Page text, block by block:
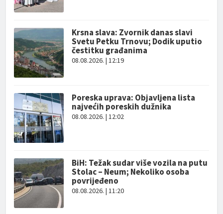
Krsna slava: Zvornik danas slavi
Svetu Petku Trnovu; Dodik uputio
čestitku građanima
08.08.2026. | 12:19
Poreska uprava: Objavljena lista
najvećih poreskih dužnika
08.08.2026. | 12:02
BiH: Težak sudar više vozila na putu
Stolac – Neum; Nekoliko osoba
povrijeđeno
08.08.2026. | 11:20